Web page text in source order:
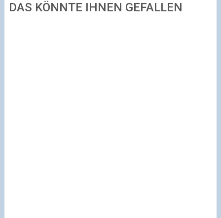
DAS KÖNNTE IHNEN GEFALLEN